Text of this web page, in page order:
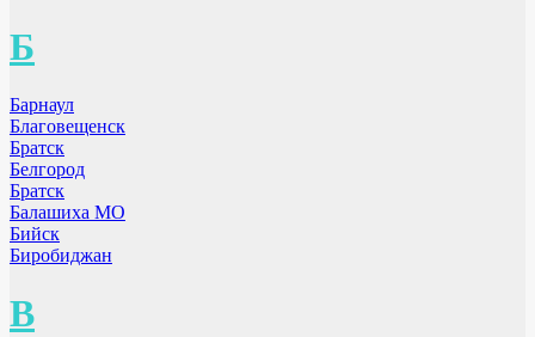
Б
Барнаул
Благовещенск
Братск
Белгород
Братск
Балашиха МО
Бийск
Биробиджан
В